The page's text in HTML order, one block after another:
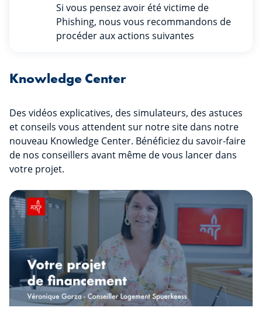
Si vous pensez avoir été victime de
Phishing, nous vous recommandons de
procéder aux actions suivantes
Knowledge Center
Des vidéos explicatives, des simulateurs, des astuces
et conseils vous attendent sur notre site dans notre
nouveau Knowledge Center. Bénéficiez du savoir-faire
de nos conseillers avant même de vous lancer dans
votre projet.